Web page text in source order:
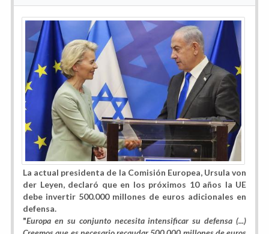
La actual presidenta de la Comisión Europea, Ursula von
der Leyen, declaró que en los próximos 10 años la UE
debe invertir 500.000 millones de euros adicionales en
defensa.
"Europa en su conjunto necesita intensificar su defensa (...)